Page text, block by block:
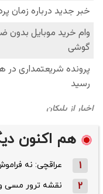
هم اکنون
1 عراقچی: نه
2 نقشه ترور مسی و